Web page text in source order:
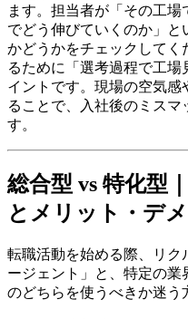
ます。担当者が「その工
でどう伸びていくのか」と
かどうかをチェックしてく
るために「選考過程で工
イントです。現場の空気感
ることで、入社後のミスマ
す。
総合型 vs 特化型
とメリット・デ
転職活動を始める際、リク
ージェント」と、特定の業
のどちらを使うべきか迷う